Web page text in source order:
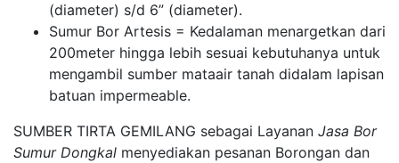
(diameter) s/d 6” (diameter).
Sumur Bor Artesis = Kedalaman menargetkan dari
200meter hingga lebih sesuai kebutuhanya untuk
mengambil sumber mataair tanah didalam lapisan
batuan impermeable.
SUMBER TIRTA GEMILANG sebagai Layanan Jasa Bor
Sumur Dongkal menyediakan pesanan Borongan dan